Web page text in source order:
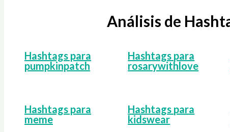
Análisis de
Hashtags para
pumpkinpatch
Hashtags para
rosarywithlove
Hashtags para
meme
Hashtags para
kidswear